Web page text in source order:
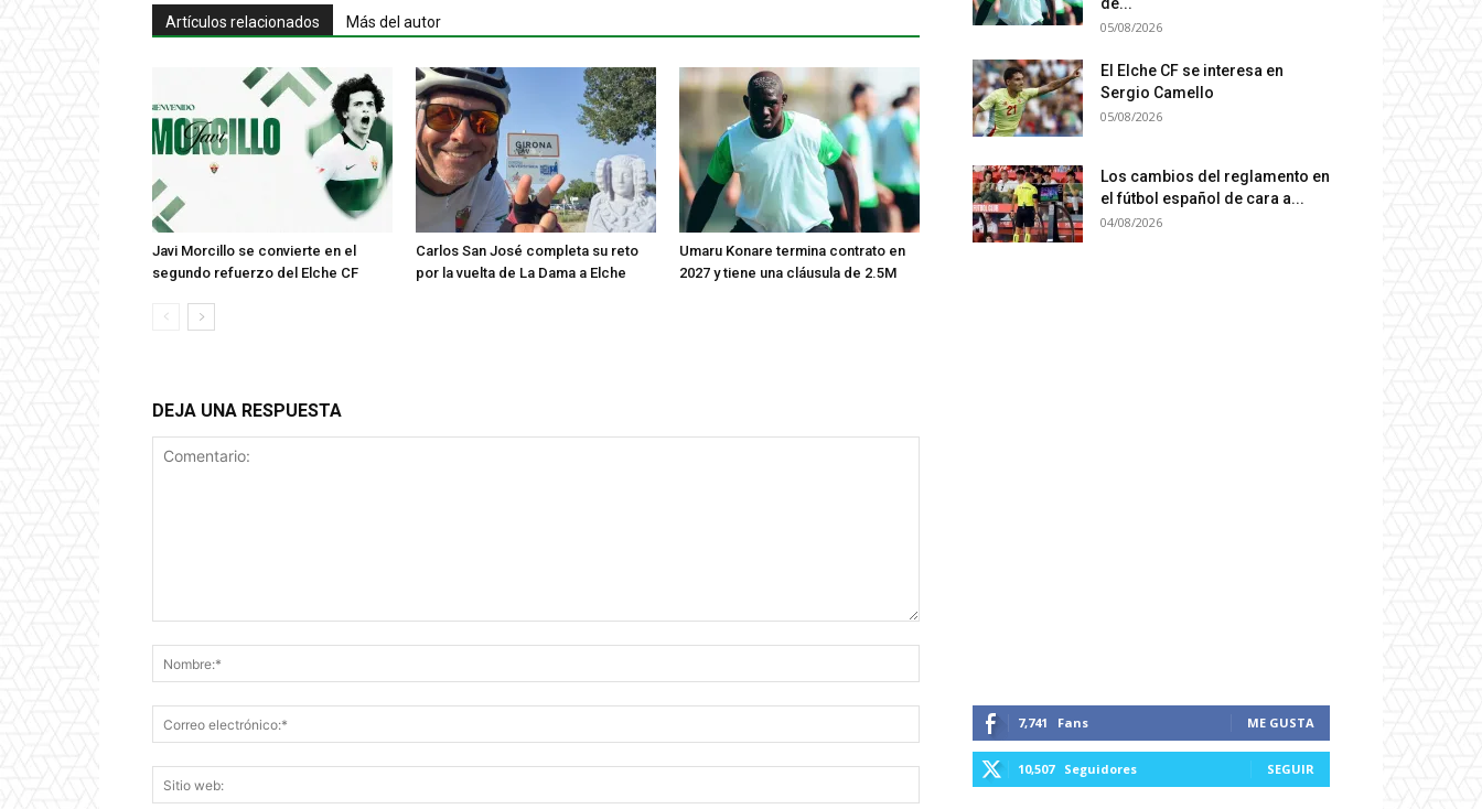
Artículos relacionados Más del autor
Javi Morcillo se convierte en el
segundo refuerzo del Elche CF
Carlos San José completa su reto
por la vuelta de La Dama a Elche
Umaru Konare termina contrato en
2027 y tiene una cláusula de 2.5M
DEJA UNA RESPUESTA
de...
05/08/2026
El Elche CF se interesa en
Sergio Camello
05/08/2026
Los cambios del reglamento en
el fútbol español de cara a...
04/08/2026
7,741 Fans ME GUSTA
10,507 Seguidores SEGUIR